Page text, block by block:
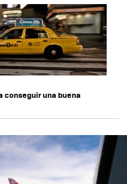
conseguir una buena